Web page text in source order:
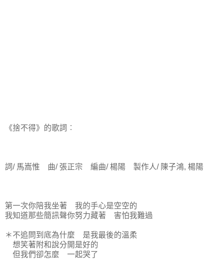
《捨不得》的歌詞︰
詞/ 馬嵩惟 曲/ 張正宗 編曲/ 楊陽 製作人/ 陳子鴻, 楊陽
第一次你陪我坐著 我的手心是空空的
我知道那些簡訊聲你努力藏著 害怕我難過
＊不追問到底為什麼 是我最後的溫柔
想笑著附和說分開是好的
但我們卻怎麼 一起哭了